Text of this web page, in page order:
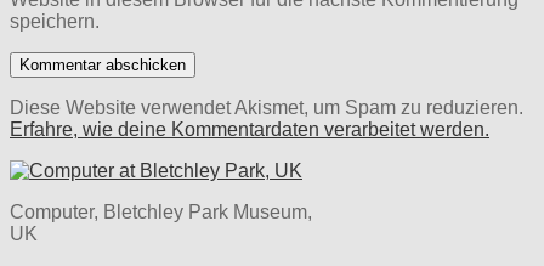
speichern.
Diese Website verwendet Akismet, um Spam zu reduzieren.
Erfahre, wie deine Kommentardaten verarbeitet werden.
Computer, Bletchley Park Museum,
UK